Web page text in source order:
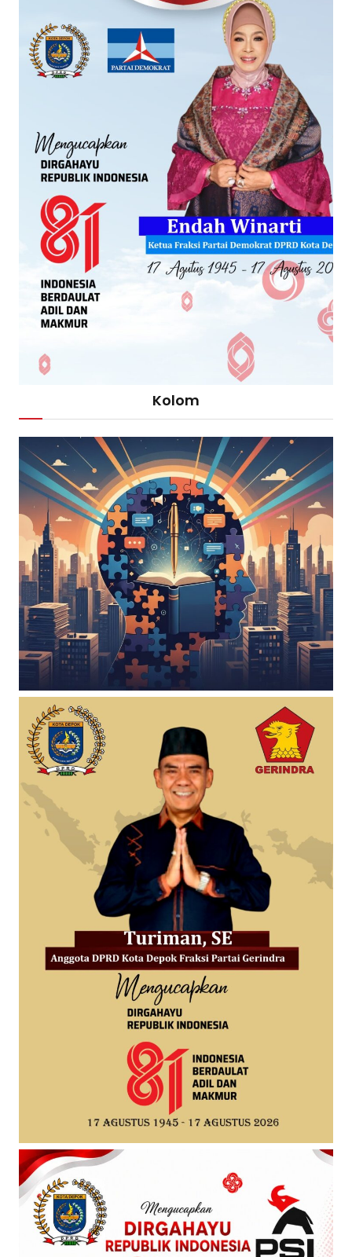
Kolom